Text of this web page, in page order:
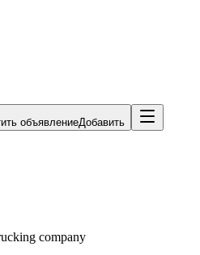
объявлениеДобавить
company